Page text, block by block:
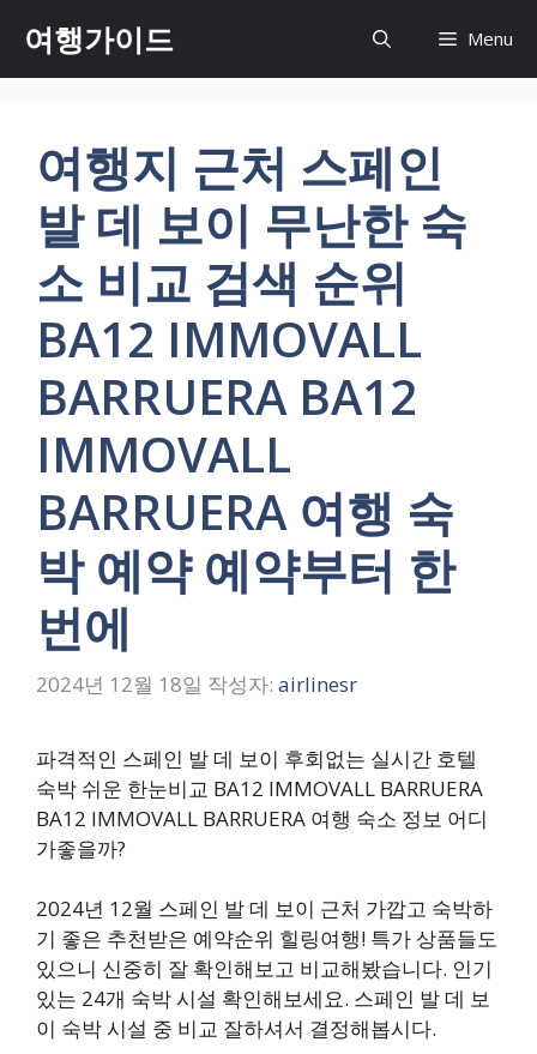
츠
여행가이드 Menu
여행지 근처 스페인
발 데 보이 무난한 숙
소 비교 검색 순위
BA12 IMMOVALL
BARRUERA BA12
IMMOVALL
BARRUERA 여행 숙
박 예약 예약부터 한
번에
2024년 12월 18일 작성자: airlinesr
파격적인 스페인 발 데 보이 후회없는 실시간 호텔
숙박 쉬운 한눈비교 BA12 IMMOVALL BARRUERA
BA12 IMMOVALL BARRUERA 여행 숙소 정보 어디
가좋을까?
2024년 12월 스페인 발 데 보이 근처 가깝고 숙박하
기 좋은 추천받은 예약순위 힐링여행! 특가 상품들도
있으니 신중히 잘 확인해보고 비교해봤습니다. 인기
있는 24개 숙박 시설 확인해보세요. 스페인 발 데 보
이 숙박 시설 중 비교 잘하셔서 결정해봅시다.